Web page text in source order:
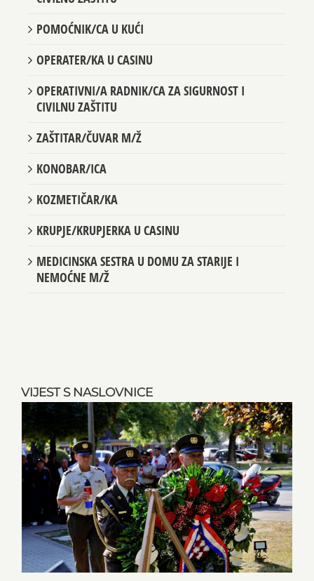
VIJEST S NASLOVNICE
POMOĆNIK/CA U KUĆI
OPERATER/KA U CASINU
OPERATIVNI/A RADNIK/CA ZA SIGURNOST I
CIVILNU ZAŠTITU
ZAŠTITAR/ČUVAR M/Ž
KONOBAR/ICA
KOZMETIČAR/KA
KRUPJE/KRUPJERKA U CASINU
MEDICINSKA SESTRA U DOMU ZA STARIJE I
NEMOĆNE M/Ž